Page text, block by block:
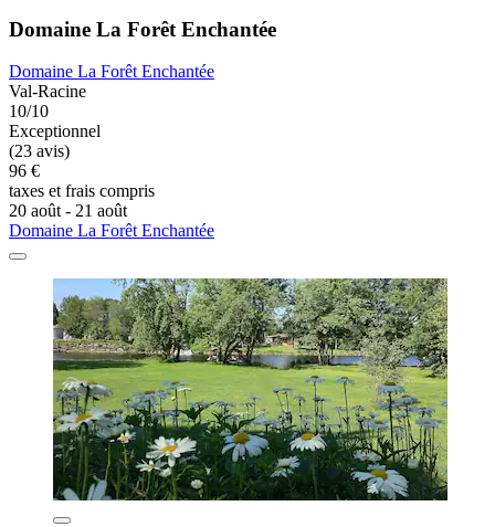
Domaine La Forêt Enchantée
Domaine La Forêt Enchantée
Val-Racine
10/10
Exceptionnel
(23 avis)
96 €
taxes et frais compris
20 août - 21 août
Domaine La Forêt Enchantée